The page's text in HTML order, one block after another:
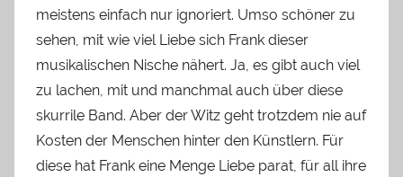
meistens einfach nur ignoriert. Umso schöner zu
sehen, mit wie viel Liebe sich Frank dieser
musikalischen Nische nähert. Ja, es gibt auch viel
zu lachen, mit und manchmal auch über diese
skurrile Band. Aber der Witz geht trotzdem nie auf
Kosten der Menschen hinter den Künstlern. Für
diese hat Frank eine Menge Liebe parat, für all ihre